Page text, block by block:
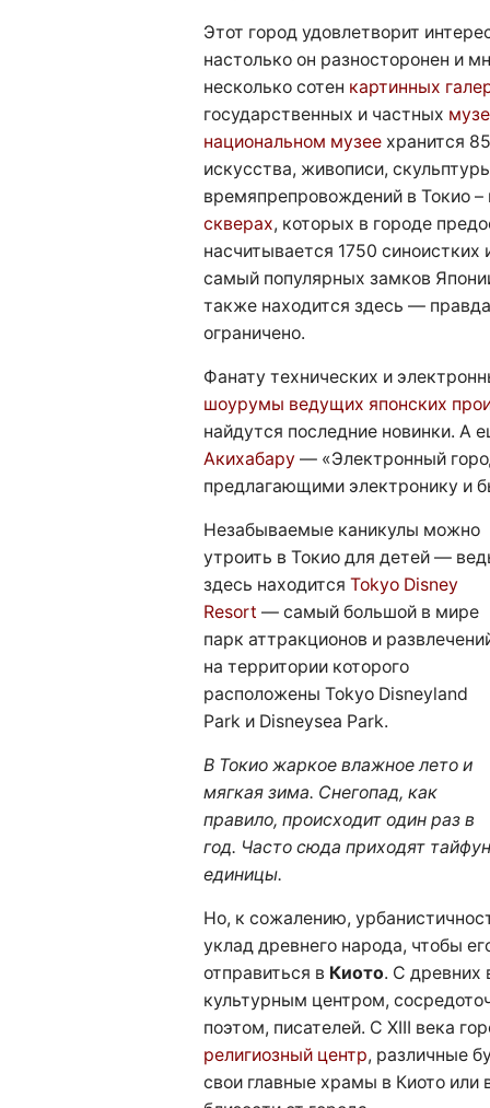
Этот город удовлетворит
настолько он разносторонен и
несколько сотен картинных
государственных и частных
национальном музеехранится
искусства, живописи,
времяпрепровождений в Токио –
скверах, которых в городе
насчитывается 1750
самый популярных замков
также находится здесь —
ограничено.
Фанату технических и
шоурумы ведущих японских
найдутся последние новинки. А
Акихабару — «Электронный
предлагающими электронику и
Незабываемые каникулы можно
утроить в Токио для детей —
здесь находится Tokyo Disney
Resort — самый большой в мире
парк аттракционов и
на территории которого
расположены Tokyo Disneyland
Park и Disneysea Park.
В Токио жаркое влажное лето и
мягкая зима. Снегопад, как
правило, происходит один раз в
год. Часто сюда приходят
единицы.
Но, к сожалению,
уклад древнего народа, чтобы
отправиться в Киото. С древних
культурным центром,
поэтом, писателей. С XIII века
религиозный центр, различные
свои главные храмы в Киото или